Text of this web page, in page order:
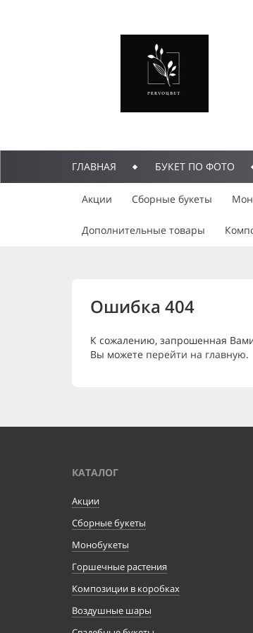
ГЛАВНАЯ БУКЕТ ПО ФОТО
Акции Сборные букеты
Дополнительные товары
Ошибка 404
К сожалению, запрошенная
Вы можете перейти на главную.
КАТАЛОГ
Акции
Сборные букеты
Монобукеты
Горшечные растения
Композиции в коробках
Воздушные шары